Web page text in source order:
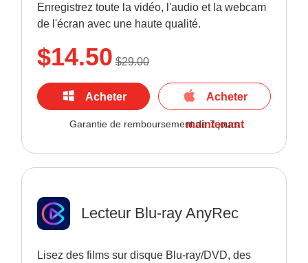
Enregistrez toute la vidéo, l'audio et la webcam
de l'écran avec une haute qualité.
$14.50 $29.00
Acheter
maintenant
Acheter
maintenant
Garantie de remboursement de 7 jours
Lecteur Blu-ray AnyRec
Lisez des films sur disque Blu-ray/DVD, des